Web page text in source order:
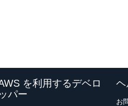
を利用するデベロ
ッパー
ヘ
お